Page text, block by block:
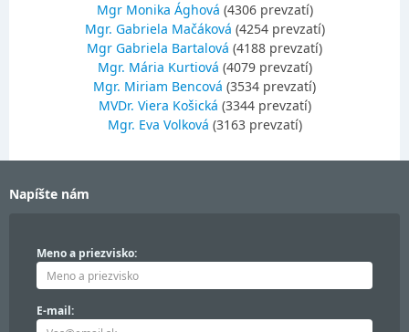
Mgr Monika Ághová (4306 prevzatí)
Mgr. Gabriela Mačáková (4254 prevzatí)
Mgr Gabriela Bartalová (4188 prevzatí)
Mgr. Mária Kurtiová (4079 prevzatí)
Mgr. Miriam Bencová (3534 prevzatí)
MVDr. Viera Košická (3344 prevzatí)
Mgr. Eva Volková (3163 prevzatí)
Napíšte nám
Meno a priezvisko:
E-mail: